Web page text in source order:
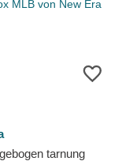
tarnung